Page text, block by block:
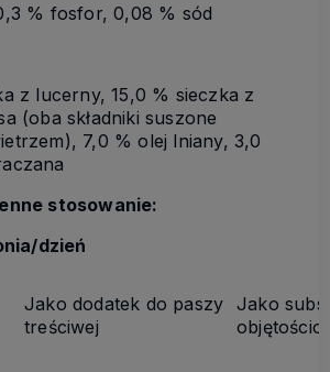
% fosfor, 0,08 % sód
z lucerny, 15,0 % sieczka z
(oba składniki suszone
7,0 % olej lniany, 3,0
stosowanie:
dzień
Jako dodatek do paszy
treściwej
Jako